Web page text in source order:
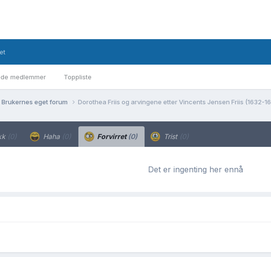
medlemmer Toppliste
Brukernes eget forum Dorothea Friis og arvingene etter Vincents Jensen Friis (1632-
(0) Haha (0) Forvirret(0) Trist (0)
Det er ingenting her ennå